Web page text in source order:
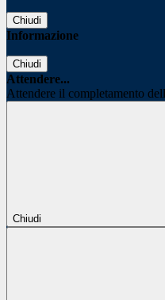
Chiudi
Informazione
Chiudi
Attendere...
Attendere il completamento
Chiudi